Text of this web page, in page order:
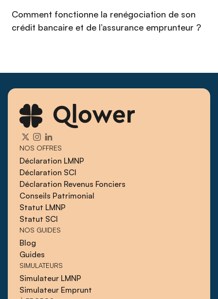
Comment fonctionne la renégociation de son
crédit bancaire et de l’assurance emprunteur ?
NOS OFFRES
Déclaration LMNP
Déclaration SCI
Déclaration Revenus Fonciers
Conseils Patrimonial
Statut LMNP
Statut SCI
NOS GUIDES
Blog
Guides
SIMULATEURS
Simulateur LMNP
Simulateur Emprunt